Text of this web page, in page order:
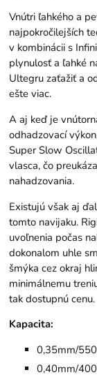
Vnútri ľahkého a
najpokročilejších
v kombinácii s
plynulosť a ľahké
Ultegru zaťažiť a
ešte viac.
A aj keď je
odhadzovací
Super Slow
vlasca, čo
nahadzovania.
Existujú však aj
tomto navijaku.
uvoľnenia počas
dokonalom uhle
šmýka cez okraj
minimálnemu
tak dostupnú cenu.
Kapacita:
0,35mm/
0,40mm/